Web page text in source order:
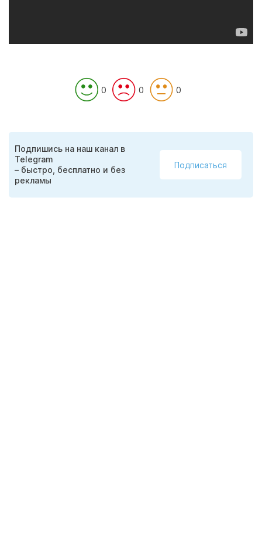
0 0 0
Подпишись на наш канал в
Telegram
– быстро, бесплатно и без
рекламы
Подписаться